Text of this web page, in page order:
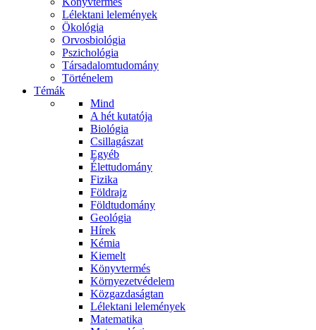
Lélektani lelemények
Ökológia
Orvosbiológia
Pszichológia
Társadalomtudomány
Történelem
Témák
Mind
A hét kutatója
Biológia
Csillagászat
Egyéb
Élettudomány
Fizika
Földrajz
Földtudomány
Geológia
Hírek
Kémia
Kiemelt
Könyvtermés
Környezetvédelem
Közgazdaságtan
Lélektani lelemények
Matematika